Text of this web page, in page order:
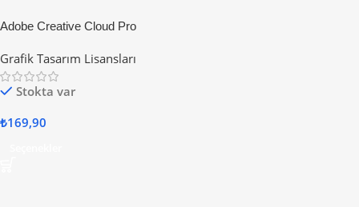
Adobe Creative Cloud Pro
Grafik Tasarım Lisansları
Stokta var
₺169,90